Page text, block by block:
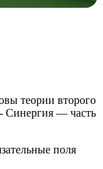
теории второго
Синергия — часть
поля